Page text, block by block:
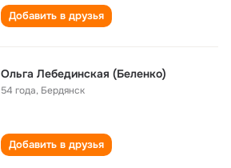
Добавить в друзья
Ольга Лебединская (Беленко)
54 года, Бердянск
Добавить в друзья